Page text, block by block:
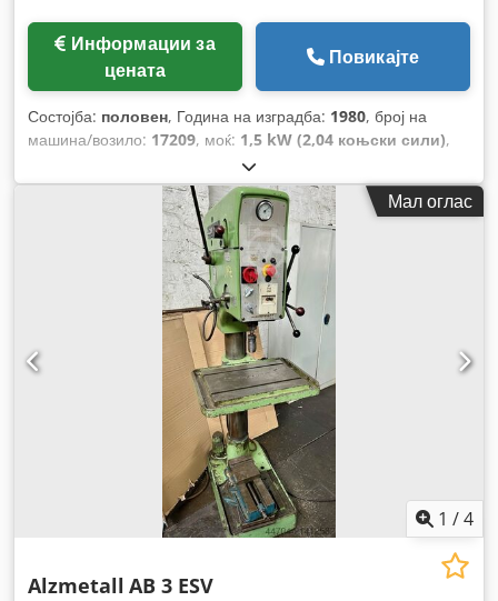
цената
Повикајте
Состојба: половен, Година на изградба: 1980, број на
машина/возило: 17209, моќ: 1,5 kW (2,04 коњски сили),
, влезна фреквенција:
вретено:MK 3, тип на прилагодување на висина:
, максимална брзина на вртење: 1.750 обр/мин,
ротациона брзина (мин.):130 обр/мин, вкупна висина:
, длабочина на грлото:290 мм
на вртење со бесконечно варирање
Мал оглас
1 /4
Alzmetall AB 3 ESV